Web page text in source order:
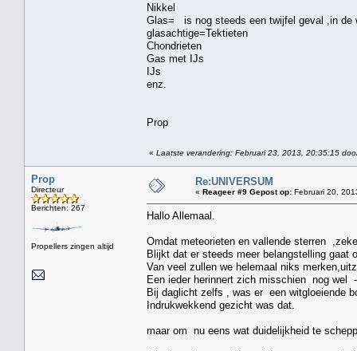
Nikkel
Glas= is nog steeds een twijfel geval ,in de
glasachtige=Tektieten
Chondrieten
Gas met IJs
IJs
enz.
Prop
« Laatste verandering: Februari 23, 2013, 20:35:15
Prop
Directeur
Berichten: 267
Propellers zingen altijd
Re:UNIVERSUM
« Reageer #9 Gepost op: Februari 20,
Hallo Allemaal.
Omdat meteorieten en vallende sterren
Blijkt dat er steeds meer belangstelling gaat
Van veel zullen we helemaal niks
Een ieder herinnert zich misschien nog wel
Bij daglicht zelfs , was er een witgloeiende
Indrukwekkend gezicht was dat.
maar om nu eens wat duidelijkheid te